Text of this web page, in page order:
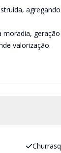
valorização.